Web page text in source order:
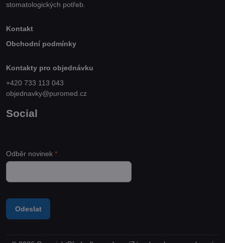
stomatologických potřeb.
Kontakt
Obchodní podmínky
Kontakty pro objednávku
+420 733 113 043
objednavky@puromed.cz
Social
Odběr novinek *
Odeslat